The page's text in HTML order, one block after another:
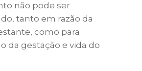
não pode ser
tanto em razão da
como para
da gestação e vida do